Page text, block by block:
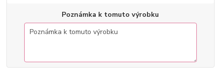
Poznámka k tomuto výrobku